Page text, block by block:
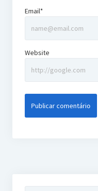
Email*
Website